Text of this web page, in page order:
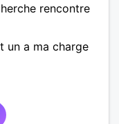
rencontre
un a ma charge